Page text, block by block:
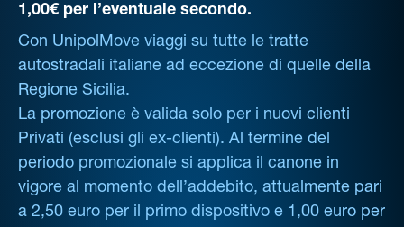
1,00€ per l’eventuale secondo.
Con UnipolMove viaggi su tutte le tratte
autostradali italiane ad eccezione di quelle della
Regione Sicilia.
La promozione è valida solo per i nuovi clienti
Privati (esclusi gli ex-clienti). Al termine del
periodo promozionale si applica il canone in
vigore al momento dell’addebito, attualmente pari
a 2,50 euro per il primo dispositivo e 1,00 euro per